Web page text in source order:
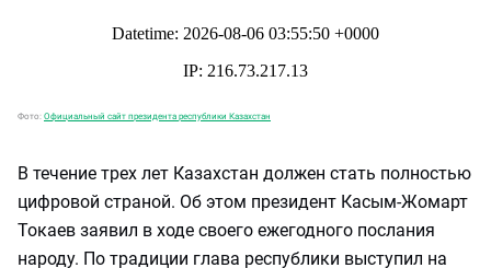
Фото: Официальный сайт президента республики Казахстан
В течение трех лет Казахстан должен стать полностью
цифровой страной. Об этом президент Касым-Жомарт
Токаев заявил в ходе своего ежегодного послания
народу. По традиции глава республики выступил на